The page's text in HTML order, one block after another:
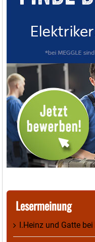
Lesermeinung
I.Heinz und Gatte bei